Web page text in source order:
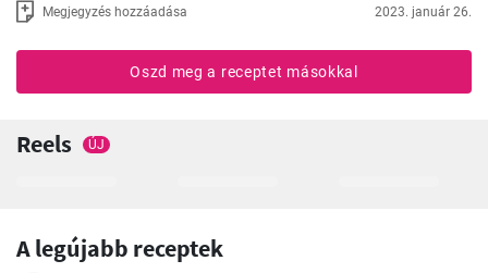
Megjegyzés hozzáadása 2023. január 26.
Oszd meg a receptet másokkal
Reels ÚJ
A legújabb receptek